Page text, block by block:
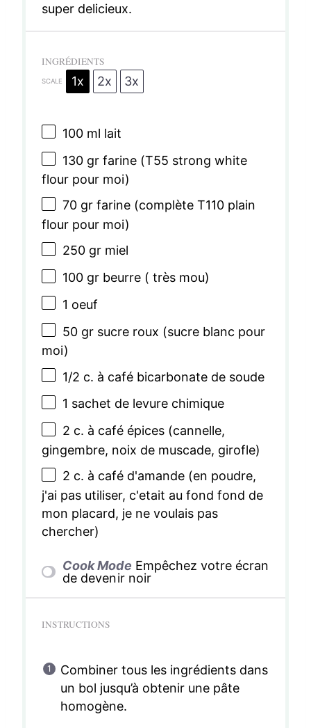
super delicieux.
INGRÉDIENTS
SCALE 1x 2x 3x
100ml lait
130gr farine (T55 strong white
flour pour moi)
70gr farine (complète T110 plain
flour pour moi)
250gr miel
100gr beurre ( très mou)
1 oeuf
50gr sucre roux (sucre blanc pour
moi)
1/2 c. à café bicarbonate de soude
1 sachet de levure chimique
2 c. à café épices (cannelle,
gingembre, noix de muscade, girofle)
2 c. à café d'amande (en poudre,
j'ai pas utiliser, c'etait au fond fond de
mon placard, je ne voulais pas
chercher)
Cook Mode Empêchez votre écran
de devenir noir
INSTRUCTIONS
Combiner tous les ingrédients dans
un bol jusqu’à obtenir une pâte
homogène.